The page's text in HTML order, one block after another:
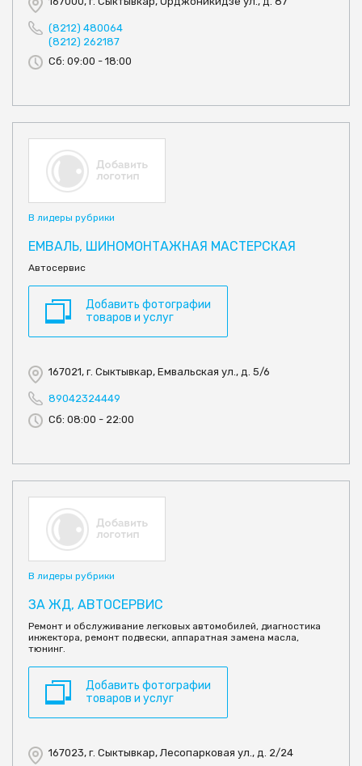
(8212) 480064
(8212) 262187
Сб: 09:00 - 18:00
В лидеры рубрики
ЕМВАЛЬ, ШИНОМОНТАЖНАЯ МАСТЕРСКАЯ
Автосервис
Добавить фотографии
товаров и услуг
167021, г. Сыктывкар, Емвальская ул., д. 5/6
89042324449
Сб: 08:00 - 22:00
В лидеры рубрики
ЗА ЖД, АВТОСЕРВИС
Ремонт и обслуживание легковых автомобилей, диагностика
инжектора, ремонт подвески, аппаратная замена масла,
тюнинг.
Добавить фотографии
товаров и услуг
167023, г. Сыктывкар, Лесопарковая ул., д. 2/24